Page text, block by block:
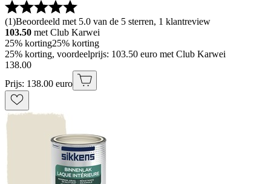
(1)Beoordeeld met 5.0 van de 5 sterren, 1 klantreview
103.50 met Club Karwei
25% korting25% korting
25% korting, voordeelprijs: 103.50 euro met Club Karwei
138.00
Prijs: 138.00 euro